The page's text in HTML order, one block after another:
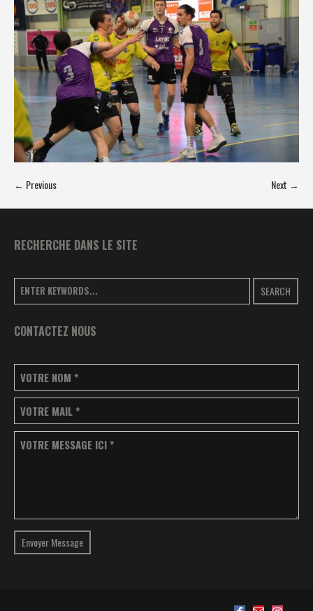
← Previous Next →
RECHERCHE DANS LE SITE
SEARCH
CONTACTEZ NOUS
VOTRE NOM *
VOTRE MAIL *
VOTRE MESSAGE ICI *
Envoyer Message